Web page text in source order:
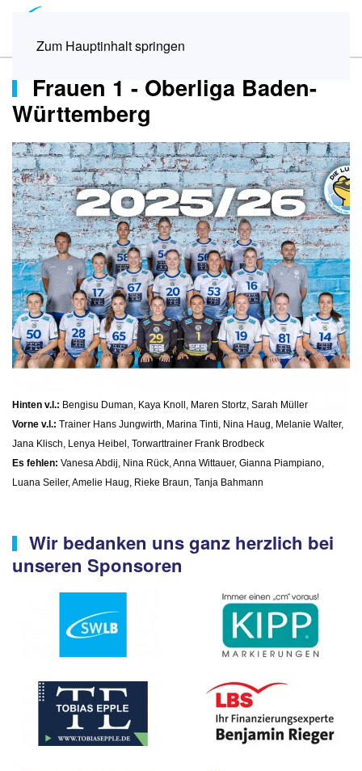
Zum Hauptinhalt springen
Frauen 1 - Oberliga Baden-
Württemberg
Hinten v.l.: Bengisu Duman, Kaya Knoll, Maren Stortz, Sarah Müller
Vorne v.l.: Trainer Hans Jungwirth, Marina Tinti, Nina Haug, Melanie Walter,
Jana Klisch, Lenya Heibel, Torwarttrainer Frank Brodbeck
Es fehlen: Vanesa Abdij, Nina Rück, Anna Wittauer, Gianna Piampiano,
Luana Seiler, Amelie Haug, Rieke Braun, Tanja Bahmann
Wir bedanken uns ganz herzlich bei
unseren Sponsoren